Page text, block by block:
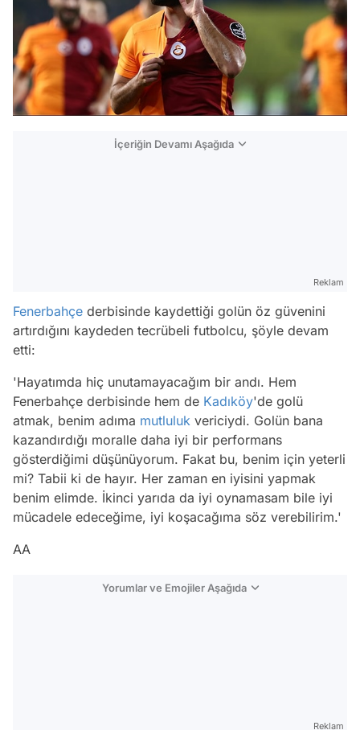
İçeriğin Devamı Aşağıda
Reklam
Fenerbahçe derbisinde kaydettiği golün öz güvenini
artırdığını kaydeden tecrübeli futbolcu, şöyle devam
etti:
'Hayatımda hiç unutamayacağım bir andı. Hem
Fenerbahçe derbisinde hem de Kadıköy'de golü
atmak, benim adıma mutluluk vericiydi. Golün bana
kazandırdığı moralle daha iyi bir performans
gösterdiğimi düşünüyorum. Fakat bu, benim için yeterli
mi? Tabii ki de hayır. Her zaman en iyisini yapmak
benim elimde. İkinci yarıda da iyi oynamasam bile iyi
mücadele edeceğime, iyi koşacağıma söz verebilirim.'
AA
Yorumlar ve Emojiler Aşağıda
Reklam